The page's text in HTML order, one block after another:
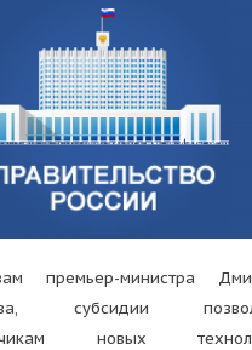
премьер-министра
субсидии
новых